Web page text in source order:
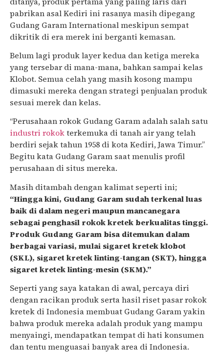
pabrikan asal Kediri ini rasanya masih dipegang
Gudang Garam International meskipun sempat
dikritik di era merek ini berganti kemasan.
Belum lagi produk layer kedua dan ketiga mereka
yang tersebar di mana-mana, bahkan sampai kelas
Klobot. Semua celah yang masih kosong mampu
dimasuki mereka dengan strategi penjualan produk
sesuai merek dan kelas.
“Perusahaan rokok Gudang Garam adalah salah satu
industri rokokterkemuka di tanah air yang telah
berdiri sejak tahun 1958 di kota Kediri, Jawa Timur.”
Begitu kata Gudang Garam saat menulis profil
perusahaan di situs mereka.
Masih ditambah dengan kalimat seperti ini;
“Hingga kini, Gudang Garam sudah terkenal luas
baik di dalam negeri maupun mancanegara
sebagai penghasil rokok kretek berkualitas tinggi.
Produk Gudang Garam bisa ditemukan dalam
berbagai variasi, mulai sigaret kretek klobot
(SKL), sigaret kretek linting-tangan (SKT), hingga
sigaret kretek linting-mesin (SKM).”
Seperti yang saya katakan di awal, percaya diri
dengan racikan produk serta hasil riset pasar rokok
kretek di Indonesia membuat Gudang Garam yakin
bahwa produk mereka adalah produk yang mampu
menyaingi, mendapatkan tempat di hati konsumen
dan tentu menguasai banyak area di Indonesia.